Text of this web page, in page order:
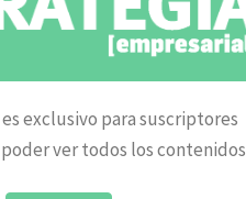
exclusivo para suscriptores
ver todos los contenidos